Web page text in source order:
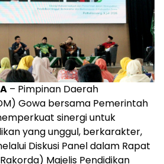
– Pimpinan Daerah
Gowa bersama Pemerintah
sinergi untuk
yang unggul, berkarakter,
Diskusi Panel dalam Rapat
Majelis Pendidikan